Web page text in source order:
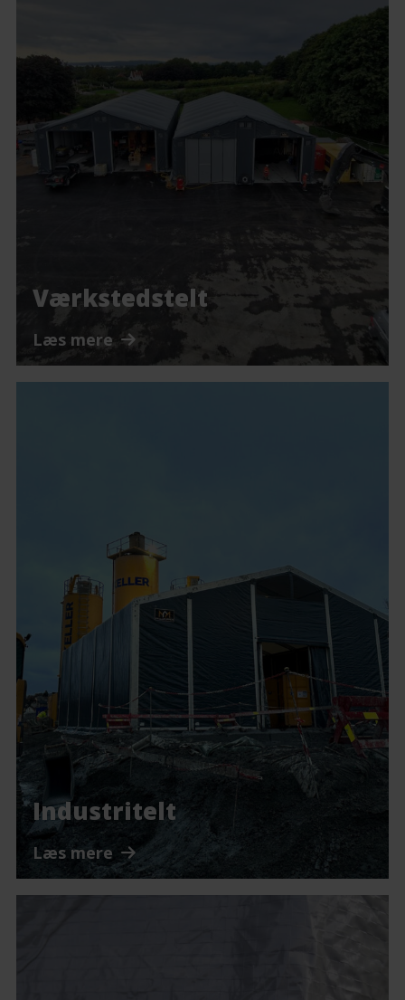
Værkstedstelt
Læs mere
Industritelt
Læs mere